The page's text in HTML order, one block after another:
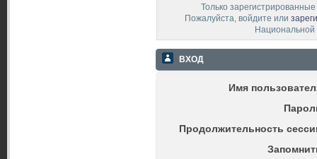
Только
Пожалуйста, войдите или
Национальной
ВХОД
Имя
Продолжительность